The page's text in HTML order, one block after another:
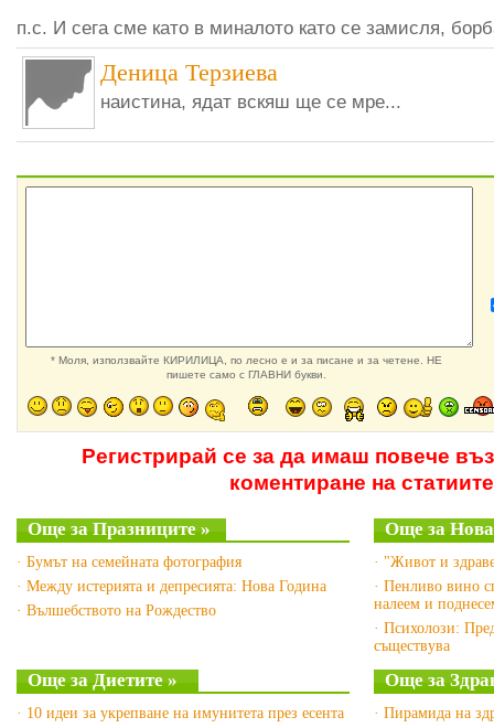
п.с. И сега сме като в миналото като се замисля,
Деница Терзиева
наистина, ядат вскяш ще се мре...
* Моля, използвайте КИРИЛИЦА, по лесно е и за писане и за четене. НЕ
пишете само с ГЛАВНИ букви.
Регистрирай се за да имаш повече
коментиране на статиите
Още за Празниците »
· Бумът на семейната фотография
· Между истерията и депресията: Нова Година
· Вълшебството на Рождество
Още за
· "Живот и
· Пенливо вино
налеем и
· Психолози:
съществува
Още за Диетите »
· 10 идеи за укрепване на имунитета през есента
Още за
· Пирамида на